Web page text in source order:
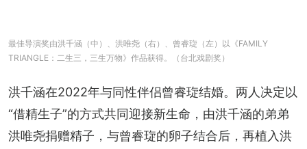
最佳导演奖由洪千涵（中）、洪唯尧（右）、曾睿琁（左）以《FAMILY
TRIANGLE：二生三，三生万物》作品获得。（台北戏剧奖）
洪千涵在2022年与同性伴侣曾睿琁结婚。两人决定以
“借精生子”的方式共同迎接新生命，由洪千涵的弟弟
洪唯尧捐赠精子，与曾睿琁的卵子结合后，再植入洪